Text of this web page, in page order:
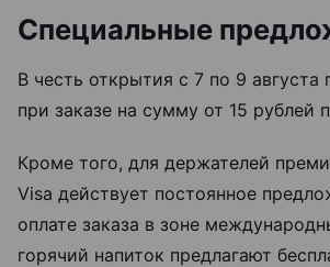
Специальные
В честь открытия с 7 по 9 августа
при заказе на сумму от 15 рублей
Кроме того, для держателей
Visa действует постоянное
оплате заказа в зоне
горячий напиток предлагают